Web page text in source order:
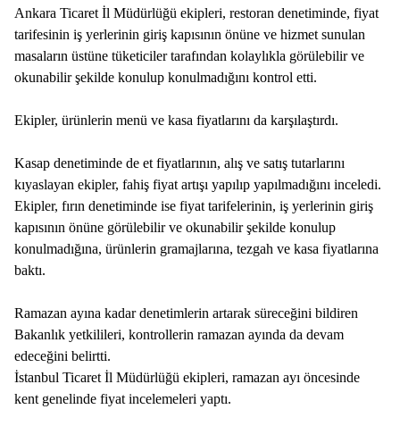
Ankara Ticaret İl Müdürlüğü ekipleri, restoran denetiminde, fiyat
tarifesinin iş yerlerinin giriş kapısının önüne ve hizmet sunulan
masaların üstüne tüketiciler tarafından kolaylıkla görülebilir ve
okunabilir şekilde konulup konulmadığını kontrol etti.
Ekipler, ürünlerin menü ve kasa fiyatlarını da karşılaştırdı.
Kasap denetiminde de et fiyatlarının, alış ve satış tutarlarını
kıyaslayan ekipler, fahiş fiyat artışı yapılıp yapılmadığını inceledi.
Ekipler, fırın denetiminde ise fiyat tarifelerinin, iş yerlerinin giriş
kapısının önüne görülebilir ve okunabilir şekilde konulup
konulmadığına, ürünlerin gramajlarına, tezgah ve kasa fiyatlarına
baktı.
Ramazan ayına kadar denetimlerin artarak süreceğini bildiren
Bakanlık yetkilileri, kontrollerin ramazan ayında da devam
edeceğini belirtti.
İstanbul Ticaret İl Müdürlüğü ekipleri, ramazan ayı öncesinde
kent genelinde fiyat incelemeleri yaptı.